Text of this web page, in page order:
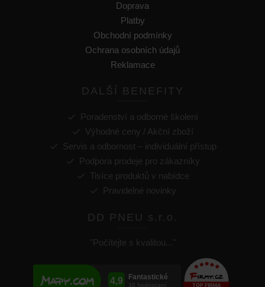
Doprava
Platby
Obchodní podmínky
Ochrana osobních údajů
Reklamace
DALŠÍ BENEFITY
Poradenství a odborné školení
Výhodné ceny / Akční zboží
Servis a odbornost – individuální přístup
Podpora prodeje pro zákazníky
Tisíce produktů v nabídce
Pravidelné novinky
DD PNEU s.r.o.
"Počítejte s kvalitou..."